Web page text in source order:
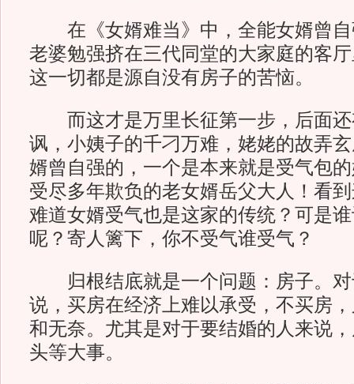
在《女婿难当》中，全能女婿曾自
老婆勉强挤在三代同堂的大家庭的客
这一切都是源自没有房子的苦恼。
而这才是万里长征第一步，后面还
讽，小姨子的千刁万难，姥姥的故弄
婿曾自强的，一个是本来就是受气包
受尽多年欺负的老女婿岳父大人！看
难道女婿受气也是这家的传统？可是
呢？寄人篱下，你不受气谁受气？
归根结底就是一个问题：房子。对
说，买房在经济上难以承受，不买房
和无奈。尤其是对于要结婚的人来说
头等大事。